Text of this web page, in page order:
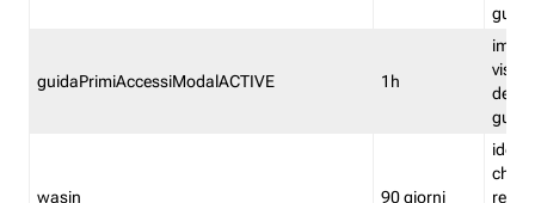
guidaPrimiAccessiModalACTIVE 1h
della
wasin 90 giorni
che
rete